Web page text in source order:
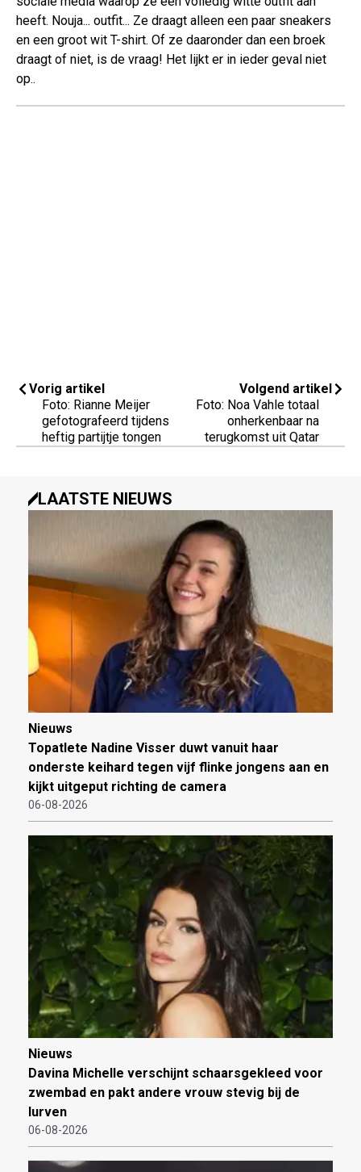
heeft. Nouja... outfit... Ze draagt alleen een paar sneakers
en een groot wit T-shirt. Of ze daaronder dan een broek
draagt of niet, is de vraag! Het lijkt er in ieder geval niet
op..
Vorig artikel
Foto: Rianne Meijer
gefotografeerd tijdens
heftig partijtje tongen
Volgend artikel
Foto: Noa Vahle totaal
onherkenbaar na
terugkomst uit Qatar
LAATSTE NIEUWS
Nieuws
Topatlete Nadine Visser duwt vanuit haar
onderste keihard tegen vijf flinke jongens aan en
kijkt uitgeput richting de camera
06-08-2026
Nieuws
Davina Michelle verschijnt schaarsgekleed voor
zwembad en pakt andere vrouw stevig bij de
lurven
06-08-2026